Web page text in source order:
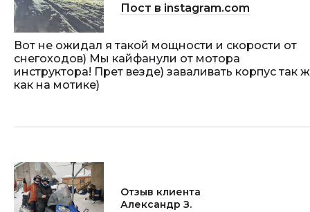
Пост в instagram.com
Вот не ожидал я такой мощности и скорости от
снегоходов) Мы кайфанули от мотора
инструктора! Прет везде) заваливать корпус так
как на мотике)
Отзыв клиента
Александр З.